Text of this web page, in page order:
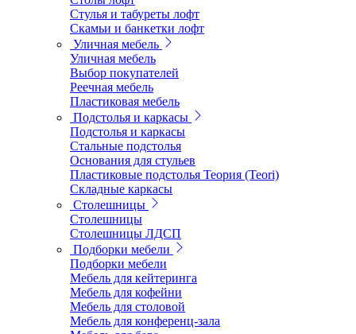
Стулья и табуреты лофт
Скамьи и банкетки лофт
Уличная мебель
Уличная мебель
Выбор покупателей
Реечная мебель
Пластиковая мебель
Подстолья и каркасы
Подстолья и каркасы
Стальные подстолья
Основания для стульев
Пластиковые подстолья Теория (Teori)
Складные каркасы
Столешницы
Столешницы
Столешницы ЛДСП
Подборки мебели
Подборки мебели
Мебель для кейтеринга
Мебель для кофейни
Мебель для столовой
Мебель для конференц-зала